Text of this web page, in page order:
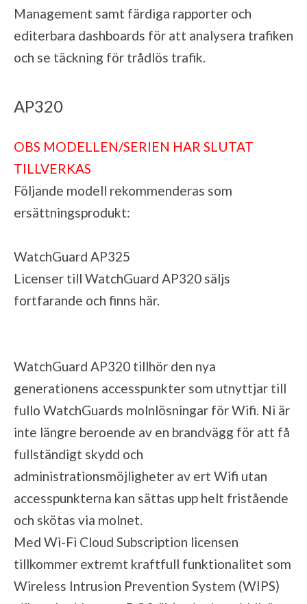
Management samt färdiga rapporter och
editerbara dashboards för att analysera trafiken
och se täckning för trådlös trafik.
AP320
OBS MODELLEN/SERIEN HAR SLUTAT
TILLVERKAS
Följande modell rekommenderas som
ersättningsprodukt:
WatchGuard AP325
Licenser till WatchGuard AP320 säljs
fortfarande och finns här.
WatchGuard AP320 tillhör den nya
generationens accesspunkter som utnyttjar till
fullo WatchGuards molnlösningar för Wifi. Ni är
inte längre beroende av en brandvägg för att få
fullständigt skydd och
administrationsmöjligheter av ert Wifi utan
accesspunkterna kan sättas upp helt fristående
och skötas via molnet.
Med Wi-Fi Cloud Subscription licensen
tillkommer extremt kraftfull funktionalitet som
Wireless Intrusion Prevention System (WIPS)